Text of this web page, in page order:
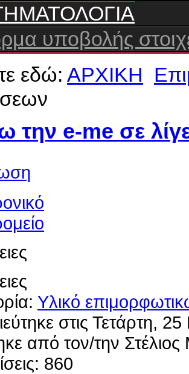
υποβολής
εδώ: ΑΡΧΙΚΗ
την e-me σε
Υλικό
στις Τετάρτη,
από τον/την
860